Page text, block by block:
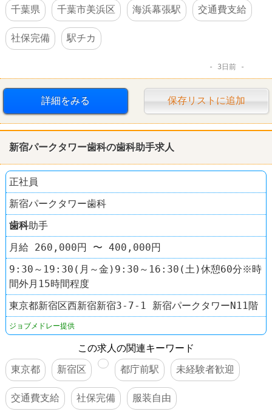
千葉県
千葉市美浜区 海浜幕張駅 交通費支給
社保完備 駅チカ
3日前
詳細をみる 保存リストに追加
新宿パークタワー歯科の歯科助手求人
正社員
新宿パークタワー歯科
歯科助手
月給 260,000円 〜 400,000円
9:30～19:30(月～金)9:30～16:30(土)休憩60分※時
間外月15時間程度
東京都新宿区西新宿新宿3-7-1 新宿パークタワーN11階
ジョブメドレー提供
この求人の関連キーワード
東京都
新宿区 都庁前駅 未経験者歓迎
交通費支給 社保完備 服装自由